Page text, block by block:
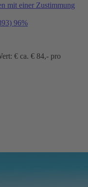
mit einer Zustimmung
96%
€ ca. € 84,- pro